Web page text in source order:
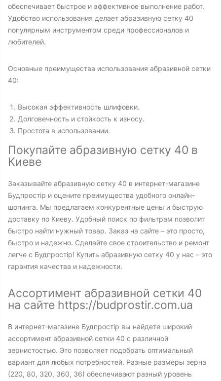
обеспечивает быстрое и эффективное выполнение работ.
Удобство использования делает абразивную сетку 40
популярным инструментом среди профессионалов и
любителей.
Основные преимущества использования абразивной сетки
40:
Высокая эффективность шлифовки.
Долговечность и стойкость к износу.
Простота в использовании.
Покупайте абразивную сетку 40 в
Киеве
Заказывайте абразивную сетку 40 в интернет-магазине
Будпростір и оцените преимущества удобного онлайн-
шопинга. Мы предлагаем конкурентные цены и быструю
доставку по Киеву. Удобный поиск по фильтрам позволит
быстро найти нужный товар. Заказ на сайте – это просто,
быстро и надежно. Сделайте свое строительство и ремонт
легче с Будпростір! Купить абразивную сетку 40 у нас – это
гарантия качества и надежности.
Ассортимент абразивной сетки 40
на сайте https://budprostir.com.ua
В интернет-магазине Будпростір вы найдете широкий
ассортимент абразивной сетки 40 с различной
зернистостью. Это позволяет подобрать оптимальный
вариант для любых потребностей. Разные размеры зерна
(220, 80, 320, 360, 36) обеспечивают разный уровень